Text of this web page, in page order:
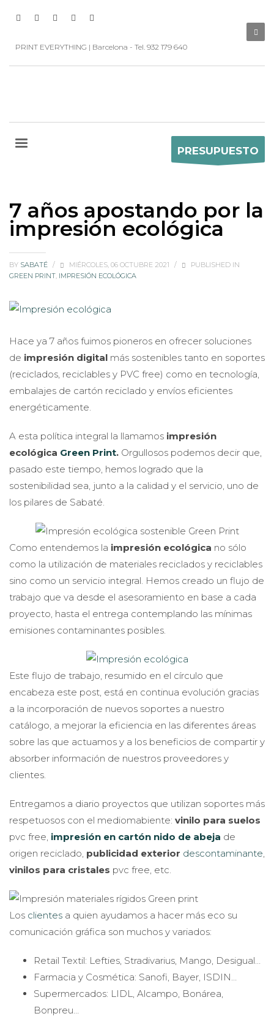
PRINT EVERYTHING | Barcelona - Tel. 932 179 640
PRESUPUESTO
7 años apostando por la
impresión ecológica
BY SABATÉ / MIÉRCOLES, 06 OCTUBRE 2021 /
PUBLISHED IN
GREEN PRINT, IMPRESIÓN ECOLÓGICA
Hace ya 7 años fuimos pioneros en ofrecer soluciones
de impresión digital más sostenibles tanto en soportes
(reciclados, reciclables y PVC free) como en tecnología,
embalajes de cartón reciclado y envíos eficientes
energéticamente.
A esta política integral la llamamos impresión
ecológica Green Print. Orgullosos podemos decir que,
pasado este tiempo, hemos logrado que la
sostenibilidad sea, junto a la calidad y el servicio, uno de
los pilares de Sabaté.
Como entendemos la impresión ecológica no sólo
como la utilización de materiales reciclados y reciclables
sino como un servicio integral. Hemos creado un flujo de
trabajo que va desde el asesoramiento en base a cada
proyecto, hasta el entrega contemplando las mínimas
emisiones contaminantes posibles.
Este flujo de trabajo, resumido en el círculo que
encabeza este post, está en continua evolución gracias
a la incorporación de nuevos soportes a nuestro
catálogo, a mejorar la eficiencia en las diferentes áreas
sobre las que actuamos y a los beneficios de compartir y
absorber información de nuestros proveedores y
clientes.
Entregamos a diario proyectos que utilizan soportes más
respetuosos con el mediomabiente: vinilo para suelos
pvc free, impresión en cartón nido de abeja de
origen reciclado, publicidad exterior descontaminante
vinilos para cristales pvc free, etc.
Los clientes a quien ayudamos a hacer más eco su
comunicación gráfica son muchos y variados:
Retail Textil: Lefties, Stradivarius, Mango, Desigual…
Farmacia y Cosmética: Sanofi, Bayer, ISDIN…
Supermercados: LIDL, Alcampo, Bonárea,
Bonpreu…